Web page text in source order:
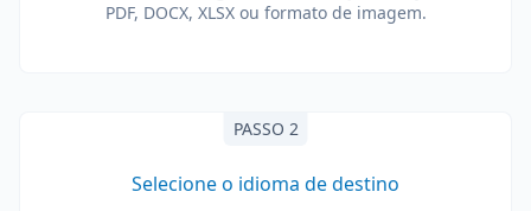
PDF, DOCX, XLSX ou formato de imagem.
PASSO 2
Selecione o idioma de destino